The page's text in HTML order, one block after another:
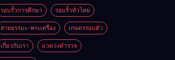
รอบรั้วการศึกษา รอบรั้วทั่วไทย
สายธรรมะ-พระเครื่อง เกษตรรอบตัว
เกี่ยวกับเรา แวดวงตำรวจ